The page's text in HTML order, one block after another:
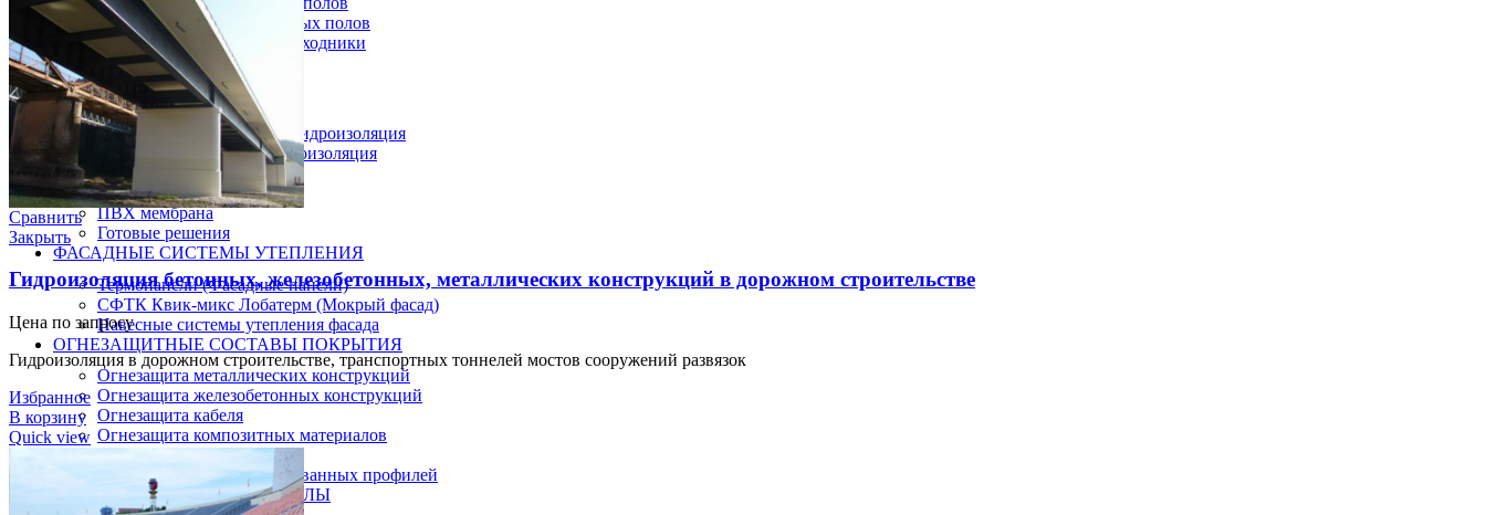
Инструмент для полимерных полов
Машины затирочные и расходники
Машины шлифовальные
Тележки для топпинга
ГИДРОИЗОЛЯЦИЯ
Полиуретановая мастика гидроизоляция
Битумно полимерная гидроизоляция
Цементная гидроизоляция
Акриловая гидроизоляция
ПВХ мембрана
Готовые решения
ФАСАДНЫЕ СИСТЕМЫ УТЕПЛЕНИЯ
Термопанели (Фасадные панели)
СФТК Квик-микс Лобатерм (Мокрый фасад)
Навесные системы утепления фасада
ОГНЕЗАЩИТНЫЕ СОСТАВЫ ПОКРЫТИЯ
Огнезащита металлических конструкций
Огнезащита железобетонных конструкций
Огнезащита кабеля
Огнезащита композитных материалов
Огнезащита воздуховодов
Огнезащита лстк и оцинкованных профилей
ЛАКОКРАСОЧНЫЕ МАТЕРИАЛЫ
Сравнить
Закрыть
Гидроизоляция бетонных, железобетонных, металлических конструкций в дорожном строительстве
Цена по запросу
Гидроизоляция в дорожном строительстве, транспортных тоннелей мостов сооружений развязок
Избранное
В корзину
Quick view